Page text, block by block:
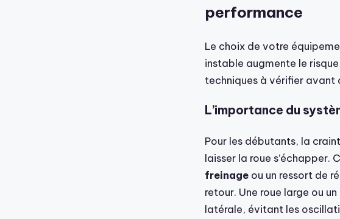
performance
Le choix de votre
instable augmente le
techniques à vérifier avant
L’importance du
Pour les débutants, la
laisser la roue s’échapper.
freinage ou un ressort de
retour. Une roue large ou
latérale, évitant les